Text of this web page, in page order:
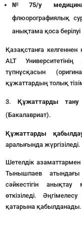
№75/у
флюорографиялық
анықтама қоса
Қазақстанға
ALT
түпнұсқасын
құжаттардың толық
Құжаттарды тану
(Бакалавриат).
Құжаттарды
аралығында жүргізіледі.
Шетелдік
Тынышпаев атындағы
сәйкестігін анықтау
өткізіледі.
қатарына қабылданады.